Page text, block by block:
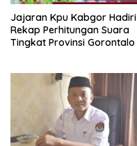
Jajaran Kpu Kabgor Hadiri
Rekap Perhitungan Suara
Tingkat Provinsi Gorontalo